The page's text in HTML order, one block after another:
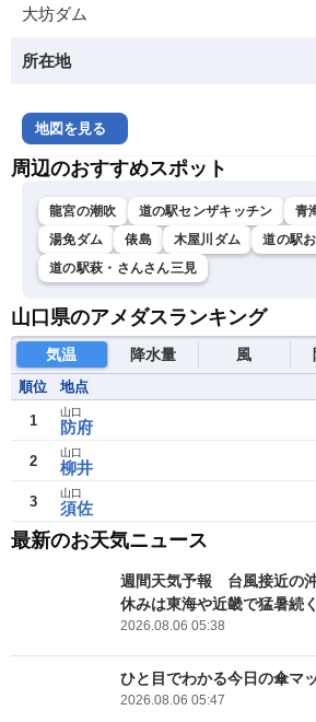
大坊ダム
所在地
地図を見る
周辺のおすすめスポット
龍宮の潮吹 道の駅センザキッチン 青
湯免ダム
俵島 木屋川ダム
道の駅
道の駅萩・さんさん三見
山口県のアメダスランキング
気温 降水量 風
順位 地点
1 防府
山口
2 柳井
山口
3 須佐
山口
最新のお天気ニュース
週間天気予報 台風接近の
休みは東海や近畿で猛暑続く
2026.08.06 05:38
ひと目でわかる今日の傘
2026.08.06 05:47